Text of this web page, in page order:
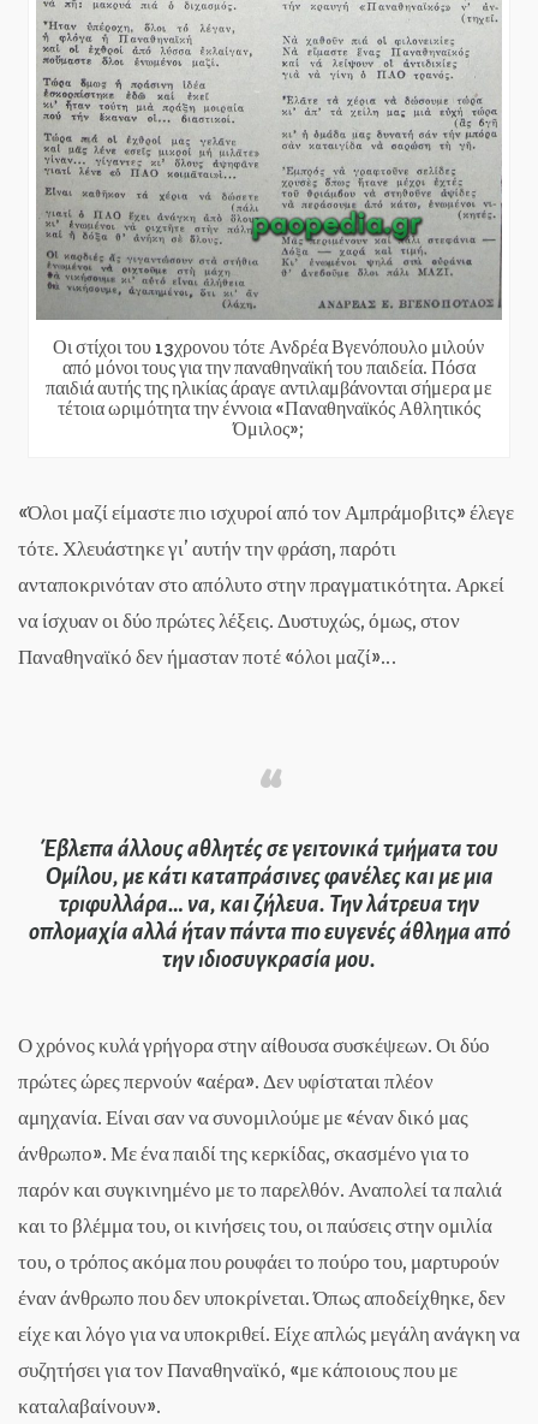
Οι στίχοι του 13χρονου τότε Ανδρέα Βγενόπουλο μιλούν
από μόνοι τους για την παναθηναϊκή του παιδεία. Πόσα
παιδιά αυτής της ηλικίας άραγε αντιλαμβάνονται σήμερα με
τέτοια ωριμότητα την έννοια «Παναθηναϊκός Αθλητικός
Όμιλος»;
«Όλοι μαζί είμαστε πιο ισχυροί από τον Αμπράμοβιτς» έλεγε
τότε. Χλευάστηκε γι’ αυτήν την φράση, παρότι
ανταποκρινόταν στο απόλυτο στην πραγματικότητα. Αρκεί
να ίσχυαν οι δύο πρώτες λέξεις. Δυστυχώς, όμως, στον
Παναθηναϊκό δεν ήμασταν ποτέ «όλοι μαζί»…
Έβλεπα άλλους αθλητές σε γειτονικά τμήματα του
Ομίλου, με κάτι καταπράσινες φανέλες και με μια
τριφυλλάρα… να, και ζήλευα. Την λάτρευα την
οπλομαχία αλλά ήταν πάντα πιο ευγενές άθλημα από
την ιδιοσυγκρασία μου.
Ο χρόνος κυλά γρήγορα στην αίθουσα συσκέψεων. Οι δύο
πρώτες ώρες περνούν «αέρα». Δεν υφίσταται πλέον
αμηχανία. Είναι σαν να συνομιλούμε με «έναν δικό μας
άνθρωπο». Με ένα παιδί της κερκίδας, σκασμένο για το
παρόν και συγκινημένο με το παρελθόν. Αναπολεί τα παλιά
και το βλέμμα του, οι κινήσεις του, οι παύσεις στην ομιλία
του, ο τρόπος ακόμα που ρουφάει το πούρο του, μαρτυρούν
έναν άνθρωπο που δεν υποκρίνεται. Όπως αποδείχθηκε, δεν
είχε και λόγο για να υποκριθεί. Είχε απλώς μεγάλη ανάγκη να
συζητήσει για τον Παναθηναϊκό, «με κάποιους που με
καταλαβαίνουν».